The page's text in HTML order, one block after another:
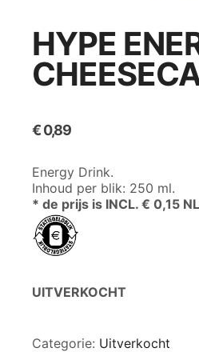
HYPE
€0,89
Energy Drink.
Inhoud per blik: 250 ml.
* de prijs is INCL. € 0,15
UITVERKOCHT
Categorie: Uitverkocht